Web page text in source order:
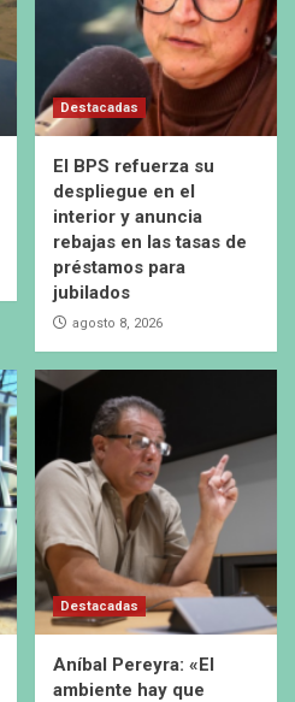
Destacadas
El BPS refuerza su
despliegue en el
interior y anuncia
rebajas en las tasas de
préstamos para
jubilados
agosto 8, 2026
Destacadas
Aníbal Pereyra: «El
ambiente hay que